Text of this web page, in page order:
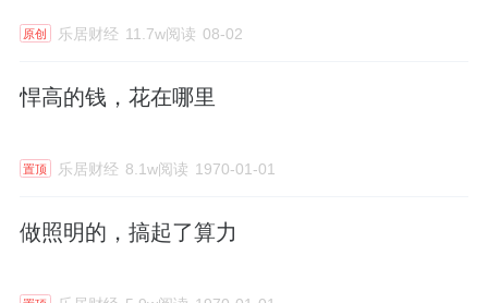
原创 乐居财经 11.7w阅读 08-02
悍高的钱，花在哪里
置顶 乐居财经 8.1w阅读 1970-01-01
做照明的，搞起了算力